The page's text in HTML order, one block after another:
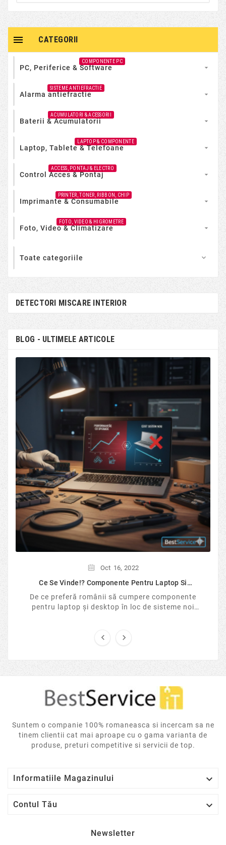
CATEGORII

PC, Periferice & Software
COMPONENTE PC

Alarma antiefractie
SISTEME ANTIEFRACTIE

Baterii & Acumulatorii
ACUMULATORI & ACESSORII

Laptop, Tablete & Telefoane
LAPTOP & COMPONENTE

Control Acces & Pontaj
ACCESS, PONTAJ & ELECTRO

Imprimante & Consumabile
PRINTER, TONER, RIBBON, CHIP

Foto, Video & Climatizare
FOTO, VIDEO & HIGROMETRE

Toate categoriile 
DETECTORI MISCARE INTERIOR
BLOG - ULTIMELE ARTICOLE
Oct 16, 2022
Ce Se Vinde!? Componente Pentru Laptop Si
De ce preferă românii să cumpere componente
pentru laptop și desktop în loc de sisteme noi
 
Suntem o companie 100% romaneasca si incercam sa ne
tinem clientii cat mai aproape cu o gama varianta de
produse, preturi competitive si servicii de top.
Informatiile Magazinului 
Contul Tău 
Newsletter